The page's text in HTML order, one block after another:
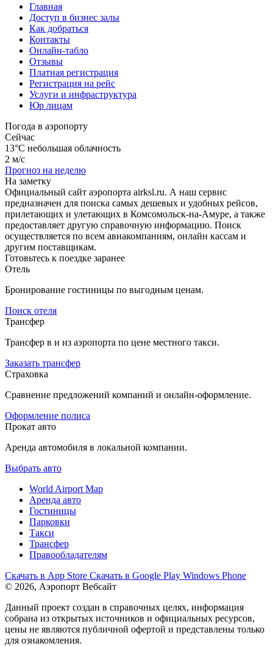
Главная
Доступ в бизнес залы
Как добраться
Контакты
Онлайн-табло
Отзывы
Платная регистрация
Регистрация на рейс
Услуги и инфраструктура
Юр лицам
Погода в аэропорту
Сейчас
13°C небольшая облачность
2 м/с
Прогноз на неделю
На заметку
Официальный сайт аэропорта airksl.ru. А наш сервис
предназначен для поиска самых дешевых и удобных рейсов,
прилетающих и улетающих в Комсомольск-на-Амуре, а также
предоставляет другую справочную информацию. Поиск
осуществляется по всем авиакомпаниям, онлайн кассам и
другим поставщикам.
Готовьтесь к поездке заранее
Отель
Бронирование гостиницы по выгодным ценам.
Поиск отеля
Трансфер
Трансфер в и из аэропорта по цене местного такси.
Заказать трансфер
Страховка
Сравнение предложений компаний и онлайн-оформление.
Оформление полиса
Прокат авто
Аренда автомобиля в локальной компании.
Выбрать авто
World Airport Map
Аренда авто
Гостиницы
Парковки
Такси
Трансфер
Правообладателям
Скачать в App Store Скачать в Google Play Windows Phone
© 2026, Аэропорт Вебсайт
Данный проект создан в справочных целях, информация
собрана из открытых источников и официальных ресурсов,
цены не являются публичной офертой и представлены только
для ознакомления.